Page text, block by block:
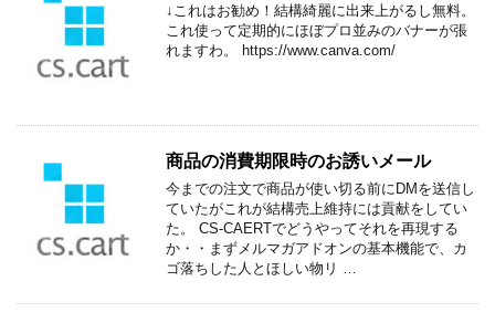
↓これはお勧め！結構綺麗に出来上がるし無料。
これ使って定期的にほぼプロ並みのバナーが張
れますわ。 https://www.canva.com/
商品の消費期限時のお誘いメール
今までの注文で商品が使い切る前にDMを送信し
ていたがこれが結構売上維持には貢献をしてい
た。 CS-CAERTでどうやってそれを再現する
か・・まずメルマガアドオンの基本機能で、カ
ゴ落ちした人とほしい物リ …